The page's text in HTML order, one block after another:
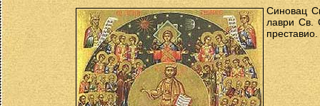
Синовац
лаври Св.
преставио.